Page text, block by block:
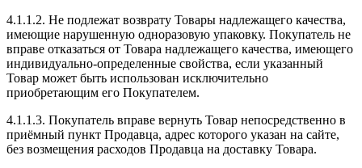
4.1.1.2. Не подлежат возврату Товары надлежащего качества,
имеющие нарушенную одноразовую упаковку. Покупатель не
вправе отказаться от Товара надлежащего качества, имеющего
индивидуально-определенные свойства, если указанный
Товар может быть использован исключительно
приобретающим его Покупателем.
4.1.1.3. Покупатель вправе вернуть Товар непосредственно в
приёмный пункт Продавца, адрес которого указан на сайте,
без возмещения расходов Продавца на доставку Товара.